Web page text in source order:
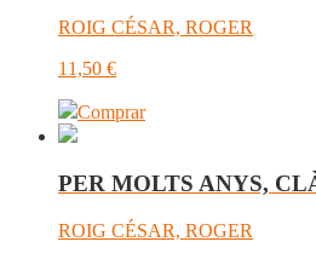
ROIG CÉSAR, ROGER
11,50 €
Comprar
PER MOLTS ANYS,
ROIG CÉSAR, ROGER